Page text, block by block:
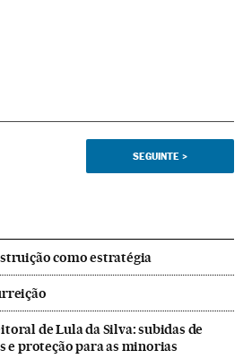
SEGUINTE >
como estratégia
de Lula da Silva: subidas de
e proteção para as minorias